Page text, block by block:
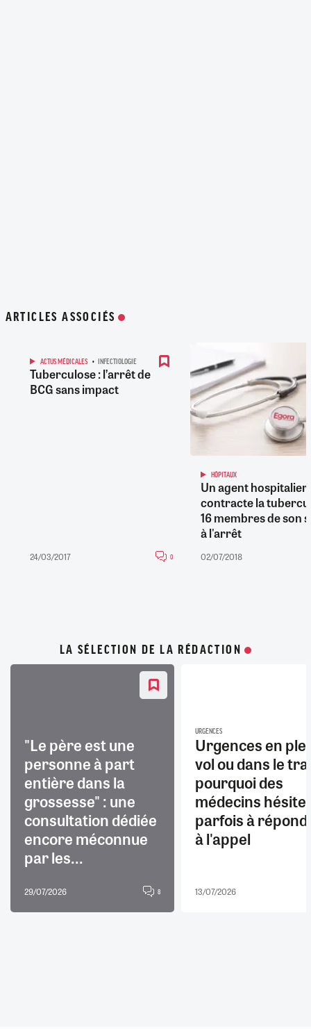
ARTICLES ASSOCIÉS
ACTUS MÉDICALES INFECTIOLOGIE
Tuberculose : l’arrêt de
BCG sans impact
24/03/2017 0
HÔPITAUX
Un agent hospitalier
contracte la
16 membres de son
à l'arrêt
02/07/2018
LA SÉLECTION DE LA RÉDACTION
"Le père est une
personne à part
entière dans la
grossesse" : une
consultation dédiée
encore méconnue
par les...
29/07/2026 8
URGENCES
Urgences en
vol ou dans le
pourquoi des
médecins
parfois à
à l'appel
13/07/2026